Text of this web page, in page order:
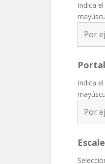
Indica
Indica